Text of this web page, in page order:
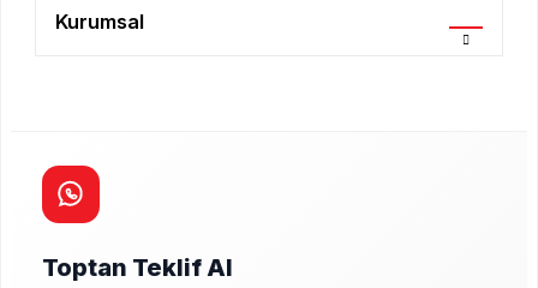
Kurumsal
Toptan Teklif Al